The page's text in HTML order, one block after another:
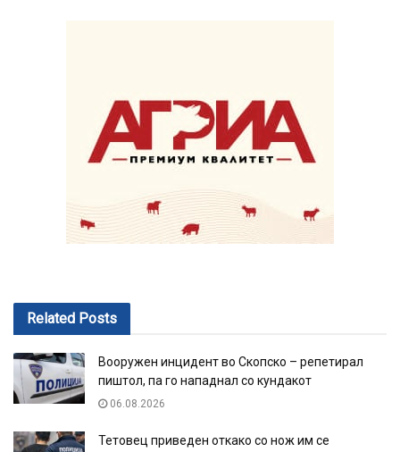
Related Posts
Вооружен инцидент во Скопско – репетирал
пиштол, па го нападнал со кундакот
06.08.2026
Тетовец приведен откако со нож им се